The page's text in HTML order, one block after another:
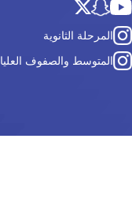
المرحلة الثانوية
المتوسط والصفوف العليا